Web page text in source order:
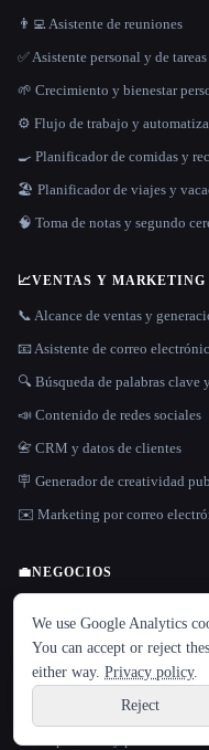
IDIOMA
English español
Hindi
👨‍💻 Asistente de reuniones
✅ Asistente personal y de tareas
🌱 Crecimiento y bienestar
⚙️ Flujo de trabajo y
🍳 Planificador de comidas y
🏖 Planificador de viajes y
🧠 Toma de notas y segundo
📈VENTAS Y MARKETING
📞 Alcance de ventas y
📧 Asistente de correo
🔍 Búsqueda de palabras clave
📣 Contenido de redes sociales
📇 CRM y datos de clientes
🪧 Generador de creatividad
✉️ Marketing por correo
💼NEGOCIOS
🛒 Comercio electrónico
📋 Creador de currículums y
📈 Cuentas y finanzas
📊 Diapositivas y presentaciones
We use Google Analytics
You can accept or reject
either way. Privacy policy.
Reject